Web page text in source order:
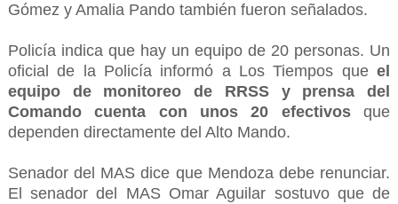
Gómez y Amalia Pando también fueron señalados.
Policía indica que hay un equipo de 20 personas. Un
oficial de la Policía informó a Los Tiempos queel
equipo de monitoreo de RRSS y prensa del
Comando cuenta con unos 20 efectivosque
dependen directamente del Alto Mando.
Senador del MAS dice que Mendoza debe renunciar.
El senador del MAS Omar Aguilar sostuvo que de